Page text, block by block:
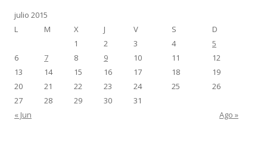
julio 2015
L
M X J V S D
« Jun Ago »
1 2 3 4
5
6
7 8 9 10 11
12
13
14 15 16 17 18
19
20
21 22 23 24 25
26
27
28 29 30 31